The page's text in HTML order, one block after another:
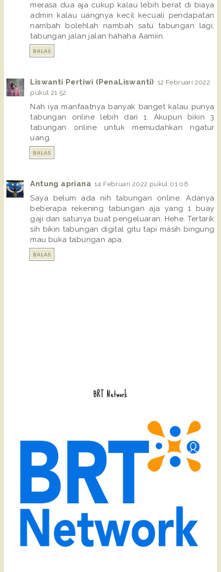
merasa dua aja cukup kalau lebih berat di biaya
admin kalau uangnya kecil kecuali pendapatan
nambah bolehlah nambah satu tabungan lagi,
tabungan jalan jalan hahaha Aamiin.
BALAS
Liswanti Pertiwi (PenaLiswanti) 12 Februari 2022
pukul 21.52
Nah iya manfaatnya banyak banget kalau punya
tabungan online lebih dari 1. Akupun bikin 3
tabungan online untuk memudahkan ngatur
uang.
BALAS
Antung apriana 14 Februari 2022 pukul 01.08
Saya belum ada nih tabungan online. Adanya
beberapa rekening tabungan aja yang 1 buay
gaji dan satunya buat pengeluaran. Hehe. Tertarik
sih bikin tabungan digital gitu tapi masih bingung
mau buka tabungan apa.
BALAS
BRT Network